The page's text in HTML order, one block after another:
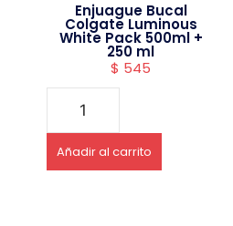
Enjuague Bucal
Colgate Luminous
White Pack 500ml +
250 ml
$ 545
Añadir al carrito